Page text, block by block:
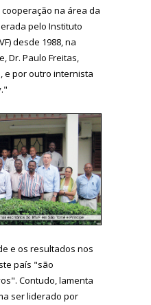
na área da
pelo Instituto
desde 1988, na
Dr. Paulo Freitas,
e por outro internista
e os resultados nos
país "são
Contudo, lamenta
ser liderado por